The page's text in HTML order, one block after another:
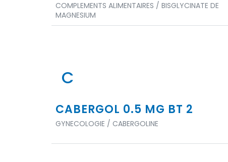
COMPLEMENTS ALIMENTAIRES / BISGLYCINATE DE
MAGNESIUM
C
CABERGOL 0.5 MG BT 2
GYNECOLOGIE / CABERGOLINE